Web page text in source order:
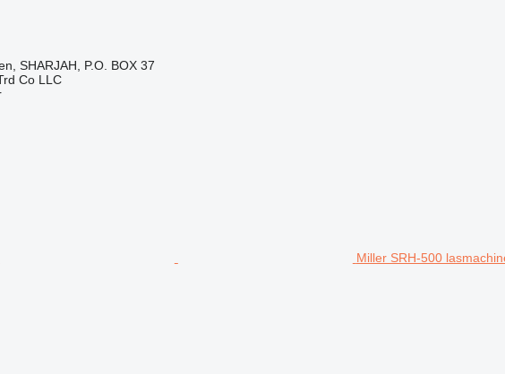
SHARJAH, P.O. BOX 37
Co LLC
Miller SRH-500